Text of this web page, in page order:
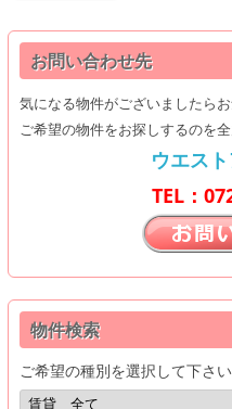
お問い合わせ先
気になる物件がございましたらお
ご希望の物件をお探しするのを全
ウエス
TEL：
物件検索
ご希望の種別を選択して下さい